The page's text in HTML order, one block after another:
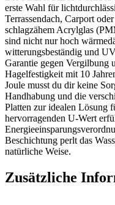
erste Wahl für
Terrassendach, Carport
schlagzähem Acrylglas
sind nicht nur hoch
witterungsbeständig und
Garantie gegen Vergilbung
Hagelfestigkeit mit 10
Joule musst du dir keine
Handhabung und die
Platten zur idealen Lösung
hervorragenden U-Wert
Beschichtung perlt das
natürliche Weise.
Zusätzliche